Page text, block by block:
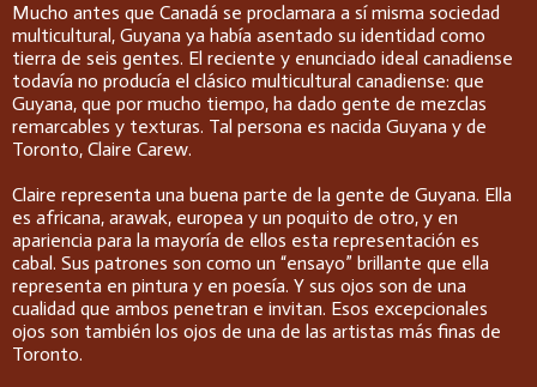
Mucho antes que Canadá se proclamara a sí misma sociedad
multicultural, Guyana ya había asentado su identidad como
tierra de seis gentes. El reciente y enunciado ideal canadiense
todavía no producía el clásico multicultural canadiense: que
Guyana, que por mucho tiempo, ha dado gente de mezclas
remarcables y texturas. Tal persona es nacida Guyana y de
Toronto, Claire Carew.
Claire representa una buena parte de la gente de Guyana. Ella
es africana, arawak, europea y un poquito de otro, y en
apariencia para la mayoría de ellos esta representación es
cabal. Sus patrones son como un “ensayo” brillante que ella
representa en pintura y en poesía. Y sus ojos son de una
cualidad que ambos penetran e invitan. Esos excepcionales
ojos son también los ojos de una de las artistas más finas de
Toronto.